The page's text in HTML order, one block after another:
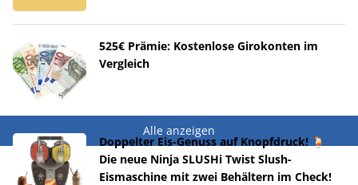
525€ Prämie: Kostenlose Girokonten im
Vergleich
Alle anzeigen
Doppelter Eis-Genuss auf Knopfdruck! 🍹
Die neue Ninja SLUSHi Twist Slush-
Eismaschine mit zwei Behältern im Check!